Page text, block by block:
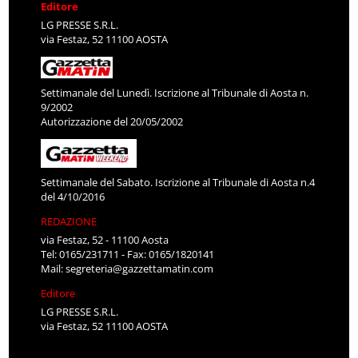
Editore
LG PRESSE S.R.L.
via Festaz, 52 11100 AOSTA
Settimanale del Lunedì. Iscrizione al Tribunale di Aosta n.
9/2002
Autorizzazione del 20/05/2002
Settimanale del Sabato. Iscrizione al Tribunale di Aosta n.4
del 4/10/2016
REDAZIONE
via Festaz, 52 - 11100 Aosta
Tel: 0165/231711 - Fax: 0165/1820141
Mail:segreteria@gazzettamatin.com
Editore
LG PRESSE S.R.L.
via Festaz, 52 11100 AOSTA